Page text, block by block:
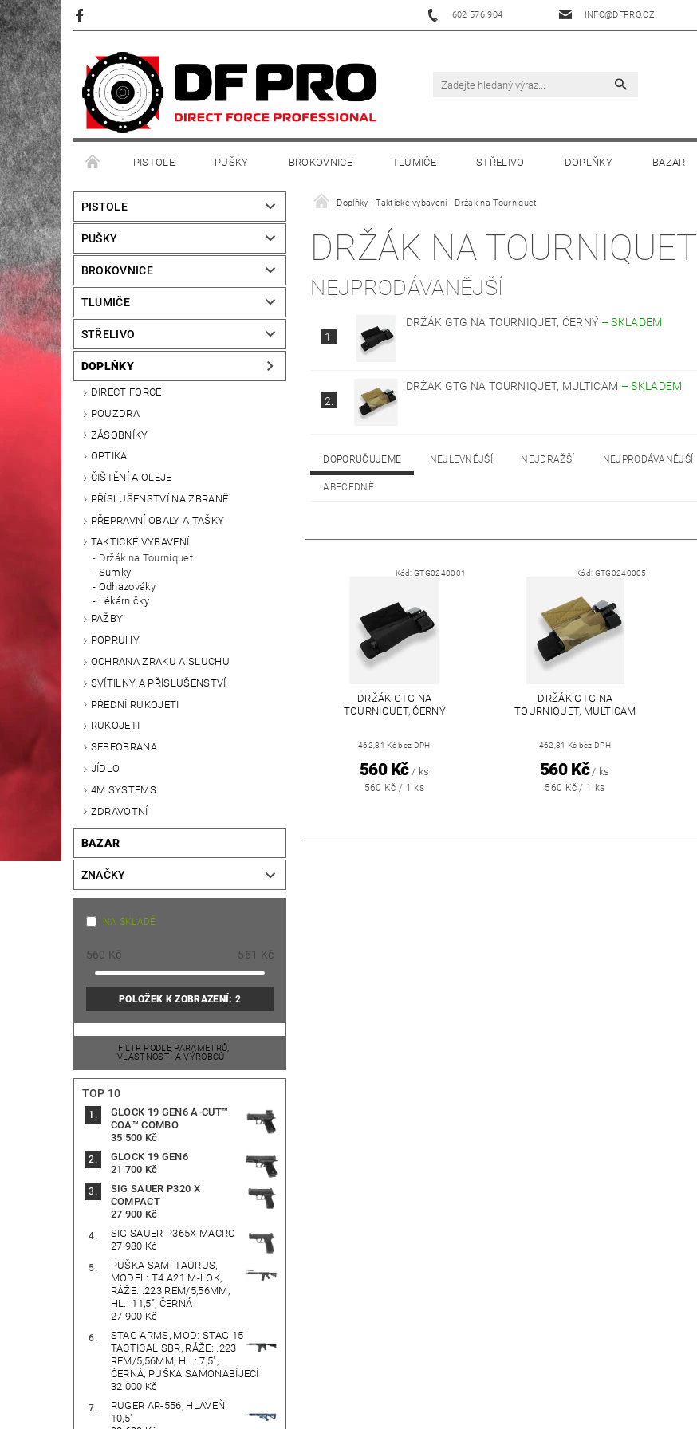
602 576 904 INFO@DFPRO.CZ
PISTOLE PUŠKY BROKOVNICE TLUMIČE STŘELIVO DOPLŇKY BAZAR
PISTOLE
PUŠKY
BROKOVNICE
TLUMIČE
STŘELIVO
DOPLŇKY
DIRECT FORCE
POUZDRA
ZÁSOBNÍKY
OPTIKA
ČIŠTĚNÍ A OLEJE
PŘÍSLUŠENSTVÍ NA ZBRANĚ
PŘEPRAVNÍ OBALY A TAŠKY
TAKTICKÉ VYBAVENÍ
Držák na Tourniquet
Sumky
Odhazováky
Lékárničky
PAŽBY
POPRUHY
OCHRANA ZRAKU A SLUCHU
SVÍTILNY A PŘÍSLUŠENSTVÍ
PŘEDNÍ RUKOJETI
RUKOJETI
SEBEOBRANA
JÍDLO
4M SYSTEMS
ZDRAVOTNÍ
BAZAR
ZNAČKY
NA SKLADĚ
560 Kč 561 Kč
POLOŽEK K ZOBRAZENÍ: 2
FILTR PODLE PARAMETRŮ,
VLASTNOSTÍ A VÝROBCŮ
TOP 10
GLOCK 19 GEN6 A-CUT™
COA™ COMBO
35 500 Kč
GLOCK 19 GEN6
21 700 Kč
SIG SAUER P320 X
COMPACT
27 900 Kč
SIG SAUER P365X MACRO
27 980 Kč
PUŠKA SAM. TAURUS,
MODEL: T4 A21 M-LOK,
RÁŽE: .223 REM/5,56MM,
HL.: 11,5", ČERNÁ
27 900 Kč
STAG ARMS, MOD: STAG 15
TACTICAL SBR, RÁŽE: .223
REM/5,56MM, HL.: 7,5",
ČERNÁ, PUŠKA SAMONABÍJECÍ
32 000 Kč
RUGER AR-556, HLAVEŇ
10,5"
Doplňky Taktické vybavení Držák na Tourniquet
DRŽÁK NA TOURNIQUET
NEJPRODÁVANĚJŠÍ
1.
DRŽÁK GTG NA TOURNIQUET, ČERNÝ –SKLADEM
2.
DRŽÁK GTG NA TOURNIQUET, MULTICAM –SKLADEM
DOPORUČUJEME NEJLEVNĚJŠÍ NEJDRAŽŠÍ NEJPRODÁVANĚJŠÍ
ABECEDNĚ
Kód:GTG0240001
DRŽÁK GTG NA
TOURNIQUET, ČERNÝ
462,81 Kč bez DPH
560 Kč / ks
560 Kč / 1 ks
Kód: GTG0240005
DRŽÁK GTG NA
TOURNIQUET, MULTICAM
462,81 Kč bez DPH
560 Kč / ks
560 Kč / 1 ks